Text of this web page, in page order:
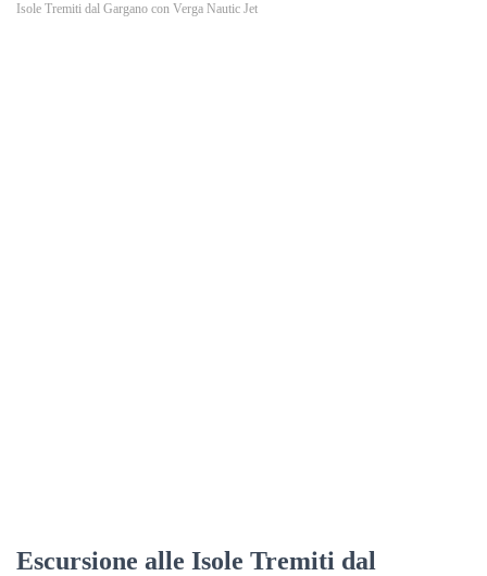
Isole Tremiti dal Gargano con Verga Nautic Jet
Escursione alle Isole Tremiti dal